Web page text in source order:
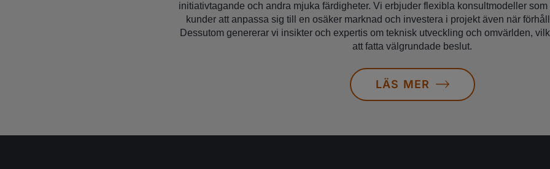
initiativtagande och andra mjuka färdigheter. Vi erbjuder flexibla konsultmodeller
kunder att anpassa sig till en osäker marknad och investera i projekt även när
Dessutom genererar vi insikter och expertis om teknisk utveckling och omvärlden,
att fatta välgrundade beslut.
LÄS MER